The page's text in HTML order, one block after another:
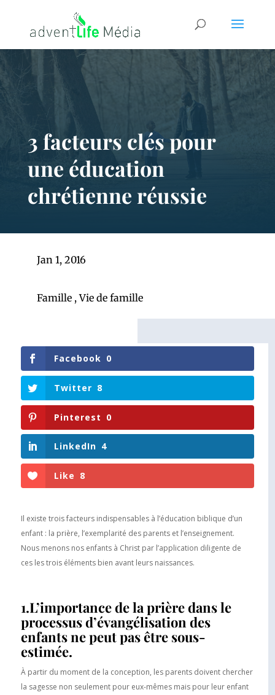
3 facteurs clés pour
une éducation
chrétienne réussie
Jan 1, 2016
Famille,Vie de famille
Facebook 0
Twitter 8
Pinterest 0
LinkedIn 4
Like 8
Il existe trois facteurs indispensables à l’éducation biblique d’un
enfant : la prière, l’exemplarité des parents et l’enseignement.
Nous menons nos enfants à Christ par l’application diligente de
ces les trois éléments bien avant leurs naissances.
1.L’importance de la prière dans le
processus d’évangélisation des
enfants ne peut pas être sous-
estimée.
À partir du moment de la conception, les parents doivent chercher
la sagesse non seulement pour eux-mêmes mais pour leur enfant